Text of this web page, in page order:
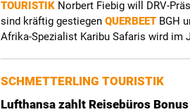
TOURISTIK Norbert Fiebig will DRV-
sind kräftig gestiegen QUERBEET BGH
Afrika-Spezialist Karibu Safaris wird im
SCHMETTERLING TOURISTIK
Lufthansa zahlt Reisebüros